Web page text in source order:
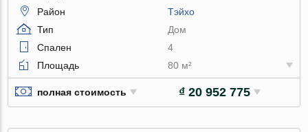
Район
Тэйхо
Тип
Дом
Спален
4
Площадь
80 м²
полная стоимость ₫ 20 952 775